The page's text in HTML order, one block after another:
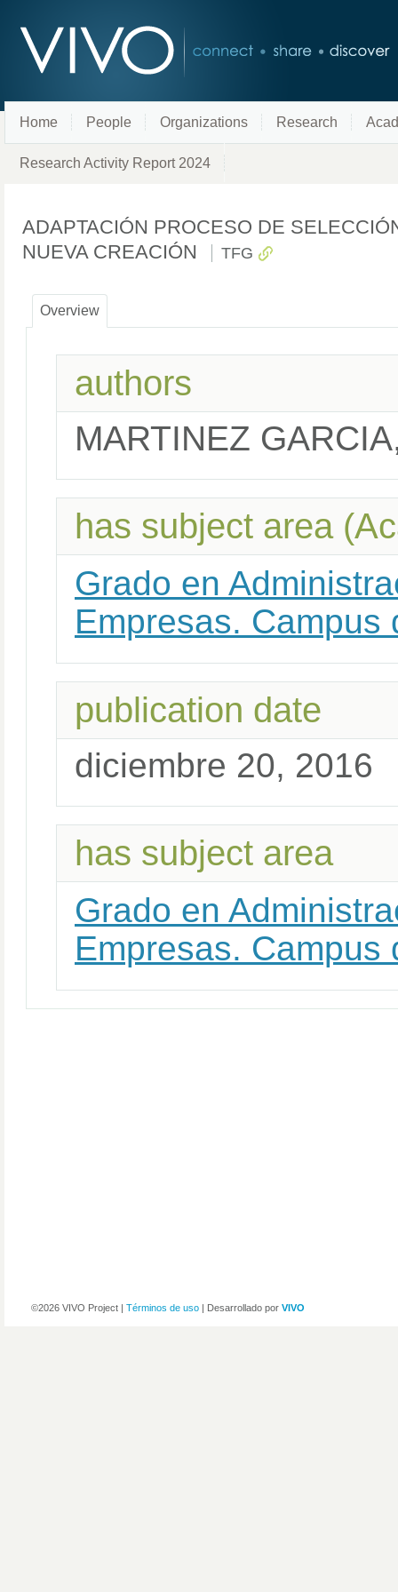
Home People Organizations Research
Research Activity Report 2024
ADAPTACIÓN PROCESO DE
NUEVA CREACIÓN
TFG
Overview
authors
MARTINEZ
has subject area
Grado en
Empresas. Campus
publication date
diciembre 20, 2016
has subject area
Grado en
Empresas. Campus
©2026 VIVO Project | Términos de uso | Desarrollado por VIVO